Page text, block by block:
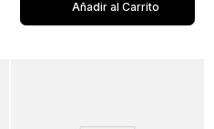
Añadir al Carrito